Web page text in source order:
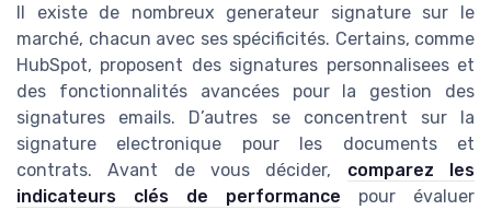
Il existe de nombreux generateur signature sur le
marché, chacun avec ses spécificités. Certains, comme
HubSpot, proposent des signatures personnalisees et
des fonctionnalités avancées pour la gestion des
signatures emails. D’autres se concentrent sur la
signature electronique pour les documents et
contrats. Avant de vous décider, comparez les
indicateurs clés de performance pour évaluer